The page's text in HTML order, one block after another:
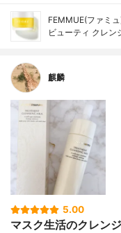
FEMMUE(ファミ
ビューティ クレン
麒麟
5.00
マスク生活のクレン